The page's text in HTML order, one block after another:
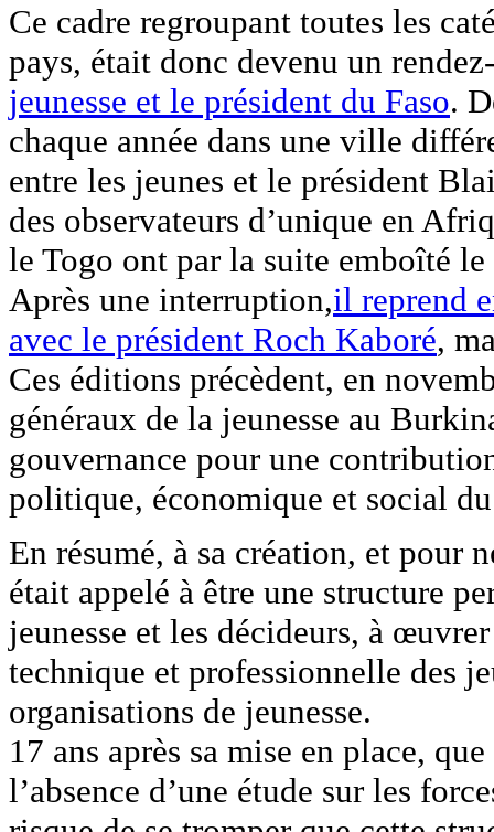
Ce cadre regroupant toutes les
pays, était donc devenu un
jeunesse et le président du Faso.
chaque année dans une ville
entre les jeunes et le président
des observateurs d’unique en
le Togo ont par la suite emboîté le
Après une interruption,il reprend
avec le président Roch Kaboré,
Ces éditions précèdent, en
généraux de la jeunesse au
gouvernance pour une
politique, économique et social
En résumé, à sa création, et pour
était appelé à être une structure
jeunesse et les décideurs, à
technique et professionnelle des
organisations de jeunesse.
17 ans après sa mise en place,
l’absence d’une étude sur les